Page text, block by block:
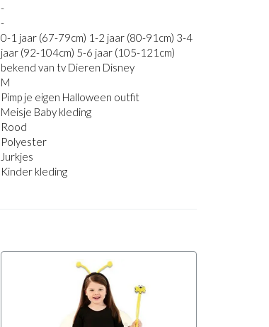
-
-
0-1 jaar (67-79cm) 1-2 jaar (80-91cm) 3-4
jaar (92-104cm) 5-6 jaar (105-121cm)
bekend van tv Dieren Disney
M
Pimp je eigen Halloween outfit
Meisje Baby kleding
Rood
Polyester
Jurkjes
Kinder kleding